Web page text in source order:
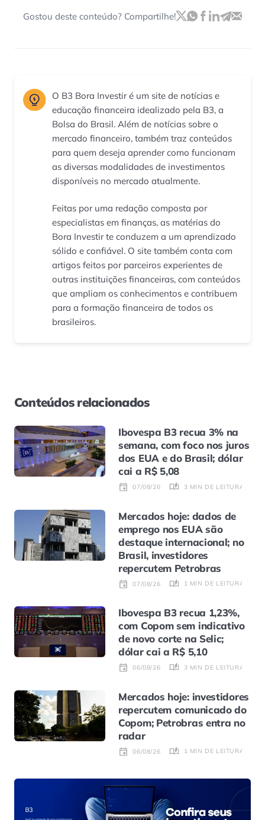
Gostou deste conteúdo? Compartilhe!
O B3 Bora Investir é um site de notícias e
educação financeira idealizado pela B3, a
Bolsa do Brasil. Além de notícias sobre o
mercado financeiro, também traz conteúdos
para quem deseja aprender como funcionam
as diversas modalidades de investimentos
disponíveis no mercado atualmente.
Feitas por uma redação composta por
especialistas em finanças, as matérias do
Bora Investir te conduzem a um aprendizado
sólido e confiável. O site também conta com
artigos feitos por parceiros experientes de
outras instituições financeiras, com conteúdos
que ampliam os conhecimentos e contribuem
para a formação financeira de todos os
brasileiros.
Conteúdos relacionados
Ibovespa B3 recua 3% na
semana, com foco nos juros
dos EUA e do Brasil; dólar
cai a R$ 5,08
07/08/26 3 MIN DE LEITURA
Mercados hoje: dados de
emprego nos EUA são
destaque internacional; no
Brasil, investidores
repercutem Petrobras
07/08/26 1 MIN DE LEITURA
Ibovespa B3 recua 1,23%,
com Copom sem indicativo
de novo corte na Selic;
dólar cai a R$ 5,10
06/08/26 3 MIN DE LEITURA
Mercados hoje: investidores
repercutem comunicado do
Copom; Petrobras entra no
radar
06/08/26 1 MIN DE LEITURA